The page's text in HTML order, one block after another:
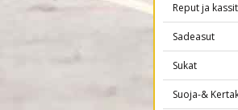
Reput ja kassit
Sadeasut
Sukat
Suoja-&